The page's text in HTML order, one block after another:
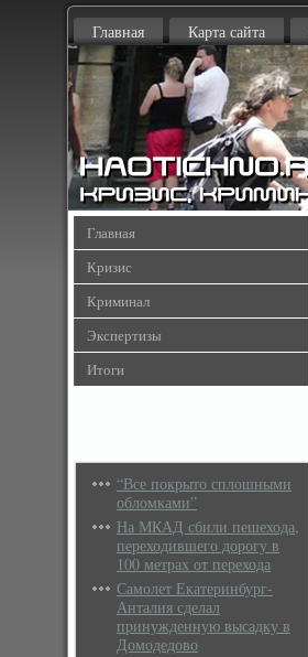
Главная Карта сайта
Главная
Кризис
Криминал
Экспертизы
Итоги
“Все покрыто сплошными
обломками”
На МКАД сбили пешехода,
переходившего дорогу в
100 метрах от перехода
Самолет Екатеринбург-
Анталия сделал
принужденную высадку в
Домодедово